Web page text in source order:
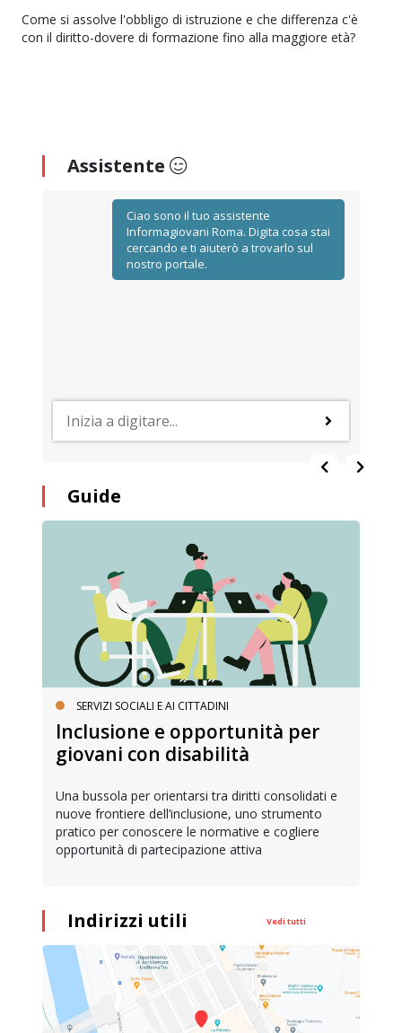
Come si assolve l'obbligo di istruzione e che differenza c'è
con il diritto-dovere di formazione fino alla maggiore età?
Assistente
Ciao sono il tuo assistente
Informagiovani Roma. Digita cosa stai
cercando e ti aiuterò a trovarlo sul
nostro portale.
Guide
SERVIZI SOCIALI E AI CITTADINI
Inclusione e opportunità per
giovani con disabilità
Una bussola per orientarsi tra diritti consolidati e
nuove frontiere dell’inclusione, uno strumento
pratico per conoscere le normative e cogliere
opportunità di partecipazione attiva
Indirizzi utili Vedi tutti